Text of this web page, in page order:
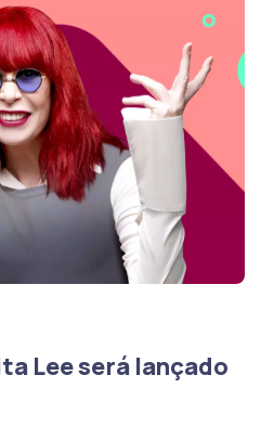
Lee será lançado